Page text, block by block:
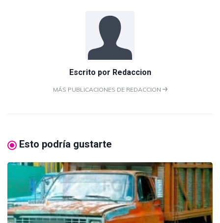
Escrito por Redaccion
MÁS PUBLICACIONES DE REDACCION
Esto podría gustarte